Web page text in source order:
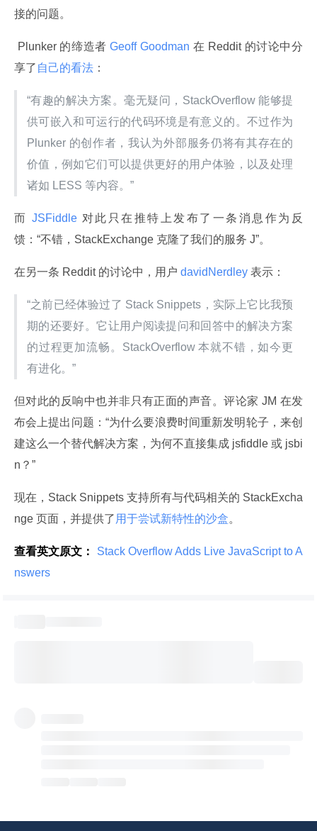
接的问题。
Plunker 的缔造者 Geoff Goodman 在 Reddit 的讨论中分
享了 自己的看法 ：
“有趣的解决方案。毫无疑问，StackOverflow 能够提
供可嵌入和可运行的代码环境是有意义的。不过作为
Plunker 的创作者，我认为外部服务仍将有其存在的
价值，例如它们可以提供更好的用户体验，以及处理
诸如 LESS 等内容。”
而 JSFiddle 对此只在推特上发布了一条消息作为反
馈：“不错，StackExchange 克隆了我们的服务 J”。
在另一条 Reddit 的讨论中，用户 davidNerdley 表示：
“之前已经体验过了 Stack Snippets，实际上它比我预
期的还要好。它让用户阅读提问和回答中的解决方案
的过程更加流畅。StackOverflow 本就不错，如今更
有进化。”
但对此的反响中也并非只有正面的声音。评论家 JM 在发
布会上提出问题：“为什么要浪费时间重新发明轮子，来创
建这么一个替代解决方案，为何不直接集成 jsfiddle 或 jsbi
n？”
现在，Stack Snippets 支持所有与代码相关的 StackExcha
nge 页面，并提供了 用于尝试新特性的沙盒。
查看英文原文：
Stack Overflow Adds Live JavaScript to A
nswers